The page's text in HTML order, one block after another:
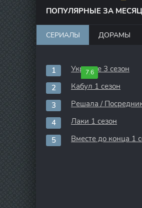
ПОПУЛЯРНЫЕ ЗА МЕСЯЦ
СЕРИАЛЫ ДОРАМЫ
7.6
Укрытие 3 сезон
Кабул 1 сезон
Решала /
Лаки 1 сезон
Вместе до конца 1